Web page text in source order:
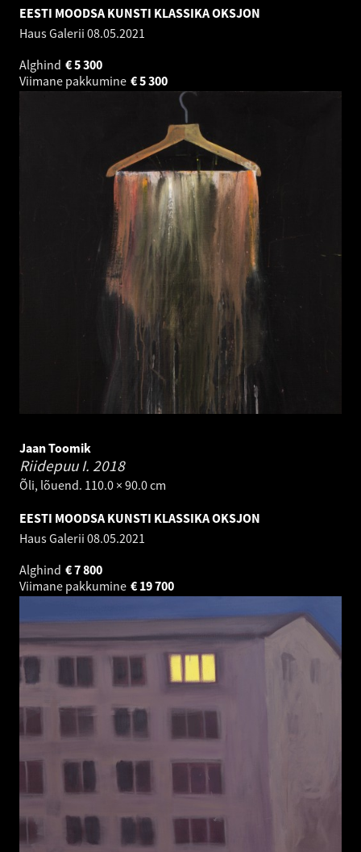
EESTI MOODSA KUNSTI KLASSIKA OKSJON
Haus Galerii 08.05.2021
Alghind
5 300
€
Viimane pakkumine
5 300
€
Jaan Toomik
Riidepuu I. 2018
Õli, lõuend. 110.0 × 90.0 cm
EESTI MOODSA KUNSTI KLASSIKA OKSJON
Haus Galerii 08.05.2021
Alghind
7 800
€
Viimane pakkumine
19 700
€